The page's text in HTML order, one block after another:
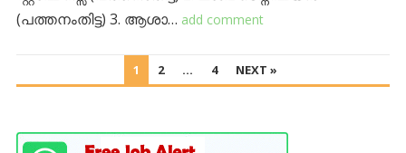
(പത്തനംതിട്ട) ​3. ആശാ… add comment
PAGINATION
1 2 … 4 NEXT »